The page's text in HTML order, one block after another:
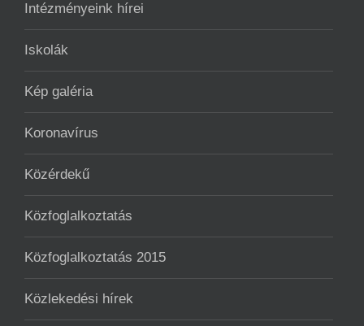
Intézményeink hírei
Iskolák
Kép galéria
Koronavírus
Közérdekű
Közfoglalkoztatás
Közfoglalkoztatás 2015
Közlekedési hírek